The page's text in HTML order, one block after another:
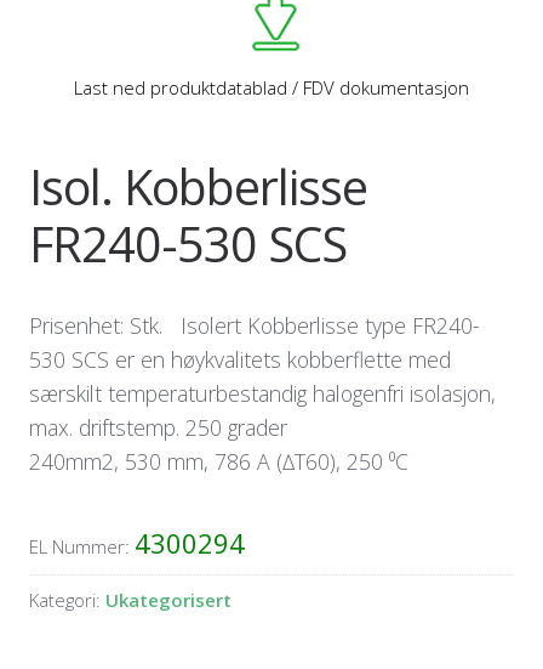
Last ned produktdatablad / FDV dokumentasjon
Isol. Kobberlisse
FR240-530 SCS
Prisenhet: Stk. Isolert Kobberlisse type FR240-
530 SCS er en høykvalitets kobberflette med
særskilt temperaturbestandig halogenfri isolasjon,
max. driftstemp. 250 grader
240mm2, 530 mm, 786 A (∆T60), 250 ⁰C
EL Nummer: 4300294
Kategori: Ukategorisert